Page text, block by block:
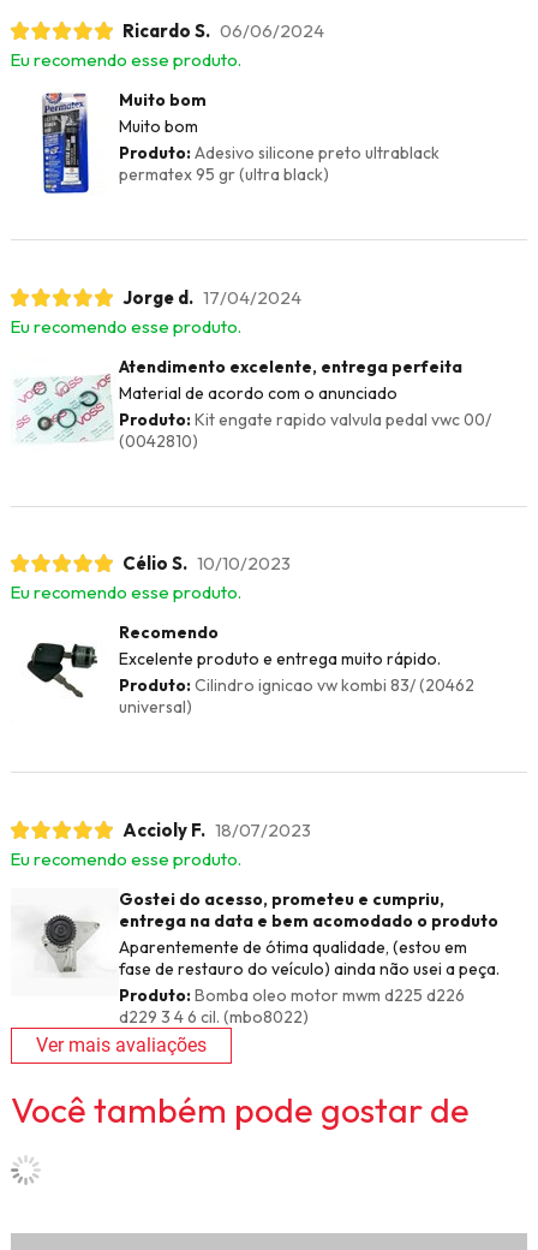
Ricardo S. 06/06/2024
Eu recomendo esse produto.
Muito bom
Muito bom
Produto:Adesivo silicone preto ultrablack
permatex 95 gr (ultra black)
Jorge d. 17/04/2024
Eu recomendo esse produto.
Atendimento excelente, entrega perfeita
Material de acordo com o anunciado
Produto:Kit engate rapido valvula pedal vwc 00/
(0042810)
Célio S. 10/10/2023
Eu recomendo esse produto.
Recomendo
Excelente produto e entrega muito rápido.
Produto:Cilindro ignicao vw kombi 83/ (20462
universal)
Accioly F. 18/07/2023
Eu recomendo esse produto.
Gostei do acesso, prometeu e cumpriu,
entrega na data e bem acomodado o produto
Aparentemente de ótima qualidade, (estou em
fase de restauro do veículo) ainda não usei a peça.
Produto:Bomba oleo motor mwm d225 d226
d229 3 4 6 cil. (mbo8022)
Ver mais avaliações
Você também pode gostar de